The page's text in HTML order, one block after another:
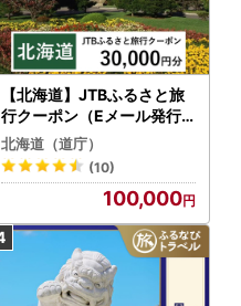
【北海道】JTBふるさと旅
行クーポン（Eメール発行
）30,000円分 旅行 トラベ
ル 宿泊 人気 おすすめ JTB
W030T
北海道（道庁）
(10)
100,000